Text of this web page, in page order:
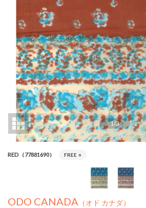
1/3
RED（77881690） FREE ○
ODO CANADA （オド カナダ）